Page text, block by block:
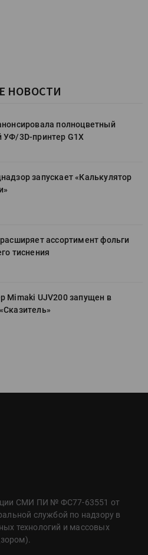
НОВОСТИ
полноцветный
УФ/3D-принтер G1X
запускает «Калькулятор
ассортимент фольги
тиснения
Mimaki UJV200 запущен в
СМИ ПИ № ФС77-63551 от
службой по надзору в
технологий и массовых